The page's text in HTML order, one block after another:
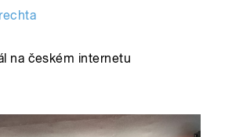
na českém internetu